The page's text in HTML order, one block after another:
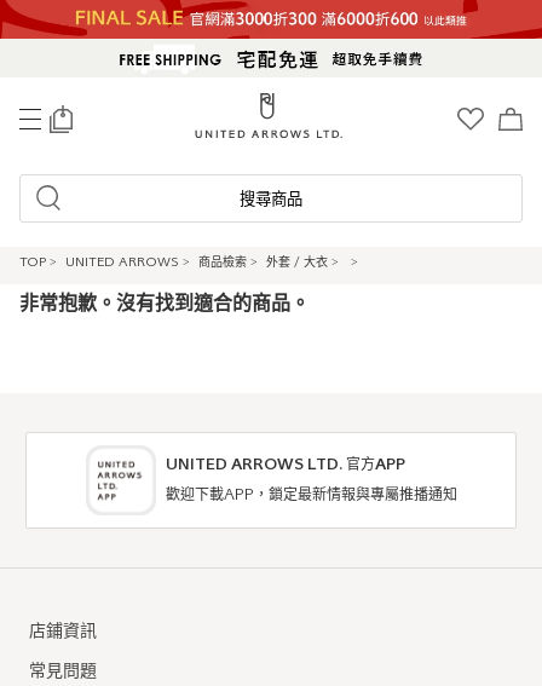
搜尋商品
TOP > UNITED ARROWS > 商品檢索 > 外套 / 大衣 > >
非常抱歉。沒有找到適合的商品。
UNITED ARROWS LTD. 官方APP
歡迎下載APP，鎖定最新情報與專屬推播通知
店鋪資訊
常見問題